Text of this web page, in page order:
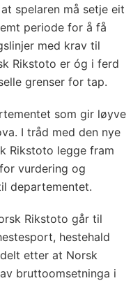
spelaren må setje eit
periode for å få
med krav til
Rikstoto er óg i ferd
grenser for tap.
som gir løyve
I tråd med den nye
Rikstoto legge fram
vurdering og
departementet.
Rikstoto går til
hestehald
etter at Norsk
bruttoomsetninga i